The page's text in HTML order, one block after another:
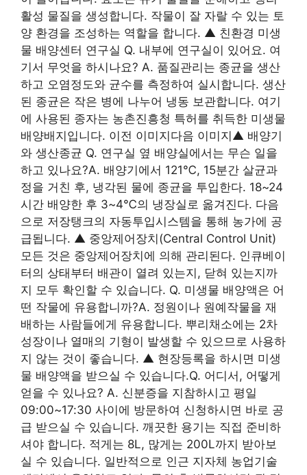
활성 물질을 생성합니다. 작물이 잘 자랄 수 있는 토
양 환경을 조성하는 역할을 합니다. ▲ 친환경 미생
물 배양센터 연구실 Q. 내부에 연구실이 있어요. 여
기서 무엇을 하시나요? A. 품질관리는 종균을 생산
하고 오염정도와 균수를 측정하여 실시합니다. 생산
된 종균은 작은 병에 나누어 냉동 보관합니다. 여기
에 사용된 종자는 농촌진흥청 특허를 취득한 미생물
배양배지입니다. 이전 이미지다음 이미지▲ 배양기
와 생산종균 Q. 연구실 옆 배양실에서는 무슨 일을
하고 있나요?A. 배양기에서 121℃, 15분간 살균과
정을 거친 후, 냉각된 물에 종균을 투입한다. 18~24
시간 배양한 후 3~4℃의 냉장실로 옮겨진다. 다음
으로 저장탱크의 자동투입시스템을 통해 농가에 공
급됩니다. ▲ 중앙제어장치(Central Control Unit)
모든 것은 중앙제어장치에 의해 관리된다. 인큐베이
터의 상태부터 배관이 열려 있는지, 닫혀 있는지까
지 모두 확인할 수 있습니다. Q. 미생물 배양액은 어
떤 작물에 유용합니까?A. 정원이나 원예작물을 재
배하는 사람들에게 유용합니다. 뿌리채소에는 2차
성장이나 열매의 기형이 발생할 수 있으므로 사용하
지 않는 것이 좋습니다. ▲ 현장등록을 하시면 미생
물 배양액을 받으실 수 있습니다.Q. 어디서, 어떻게
얻을 수 있나요? A. 신분증을 지참하시고 평일
09:00~17:30 사이에 방문하여 신청하시면 바로 공
급 받으실 수 있습니다. 깨끗한 용기는 직접 준비하
셔야 합니다. 적게는 8L, 많게는 200L까지 받아보
실 수 있습니다. 일반적으로 인근 지자체 농업기술